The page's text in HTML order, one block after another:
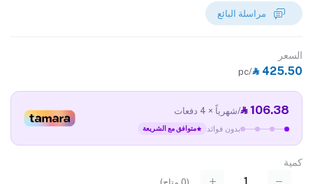
السعر
‎⃁ 425.50
/pc
‎⃁ 106.38/شهرياً × 4 دفعات
بدون فوائد متوافق مع الشريعة
كمية